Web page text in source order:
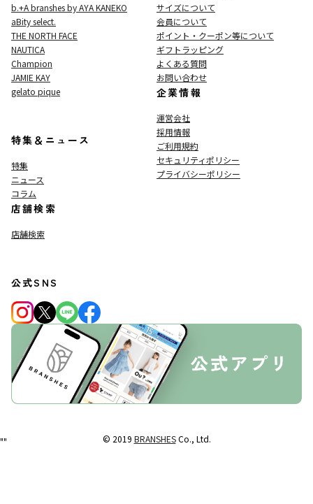
b.+A branshes by AYA KANEKO
aBity select.
THE NORTH FACE
NAUTICA
Champion
JAMIE KAY
gelato pique
特集＆ニュース
特集
ニュース
コラム
店舗検索
店舗検索
サイズについて
会員について
ポイント・クーポン等について
ギフトラッピング
よくある質問
お問い合わせ
企業情報
運営会社
採用情報
ご利用規約
セキュリティポリシー
プライバシーポリシー
公式SNS
© 2019 BRANSHESCo., Ltd.
""